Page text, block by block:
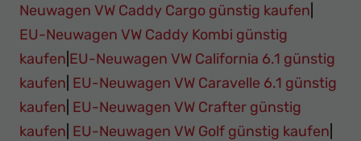
Neuwagen VW Caddy Cargo günstig kaufen
EU-Neuwagen VW Caddy Kombi günstig
kaufen EU-Neuwagen VW California 6.1 günstig
kaufen EU-Neuwagen VW Caravelle 6.1 günstig
kaufen EU-Neuwagen VW Crafter günstig
kaufen EU-Neuwagen VW Golf günstig kaufen